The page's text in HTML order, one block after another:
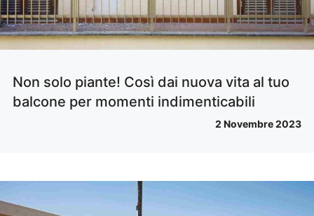
Non solo piante! Così dai nuova vita al tuo
balcone per momenti indimenticabili
2 Novembre 2023